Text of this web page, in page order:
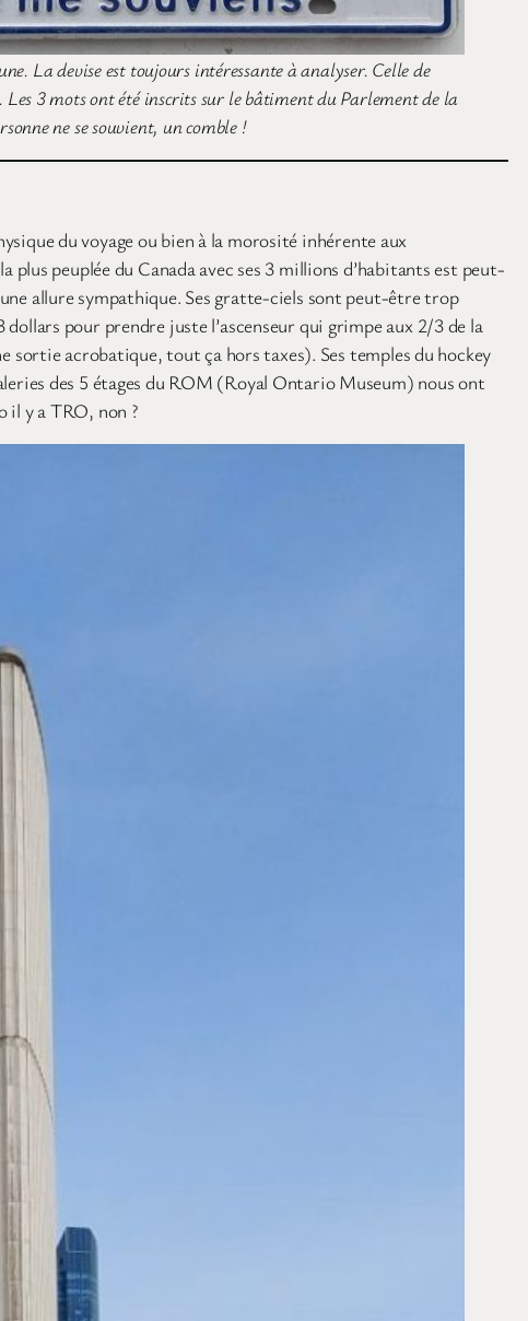
La devise est toujours intéressante à analyser. Celle de
Les 3 mots ont été inscrits sur le bâtiment du Parlement de la
ne se souvient, un comble !
du voyage ou bien à la morosité inhérente aux
peuplée du Canada avec ses 3 millions d’habitants est peut-
allure sympathique. Ses gratte-ciels sont peut-être trop
pour prendre juste l’ascenseur qui grimpe aux 2/3 de la
sortie acrobatique, tout ça hors taxes). Ses temples du hockey
des 5 étages du ROM (Royal Ontario Museum) nous ont
il y a TRO, non ?